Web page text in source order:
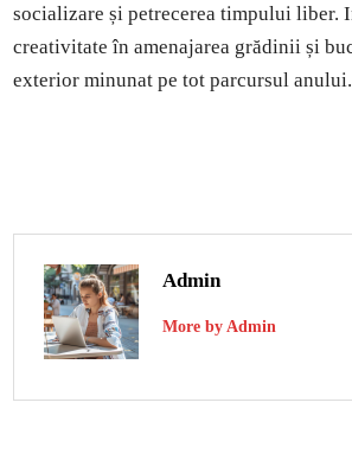
socializare și petrecerea timpului liber.
creativitate în amenajarea grădinii și
exterior minunat pe tot parcursul anului.
Admin
More by Admin